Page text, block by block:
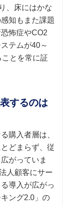
、床にはかな
知もまた課題
怖症やCO2
テムが40～
とを常に証
するのは
購入者層は、
どまらず、従
がっていま
人顧客にサー
導入が広がっ
ング2.0」の